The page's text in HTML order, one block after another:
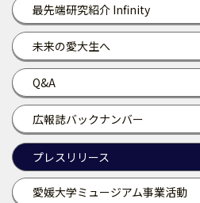
最先端研究紹介 Infinity
未来の愛大生へ
Q&A
広報誌バックナンバー
プレスリリース
愛媛大学ミュージアム事業活動